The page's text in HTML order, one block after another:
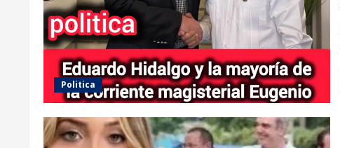
Politica